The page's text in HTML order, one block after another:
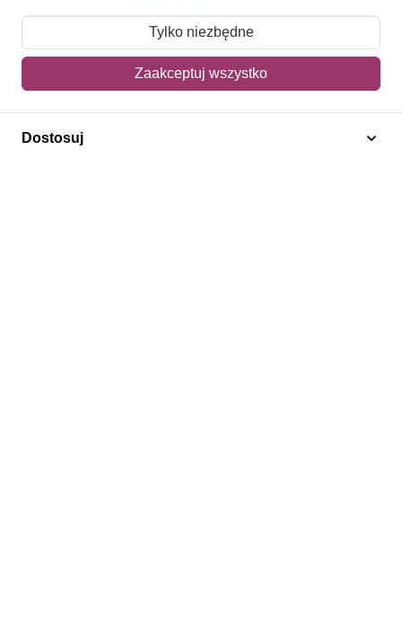
2,20 zł
Tylko niezbędne
Zaakceptuj wszystko
Dostosuj